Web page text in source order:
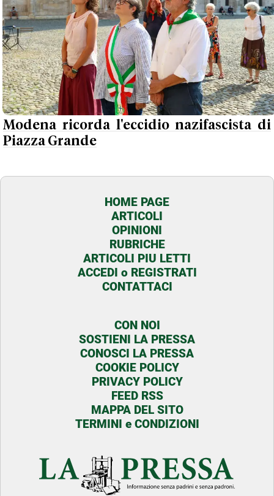
Modena ricorda l'eccidio nazifascista di
Piazza Grande
HOME PAGE
ARTICOLI
OPINIONI
RUBRICHE
ARTICOLI PIU LETTI
ACCEDI o REGISTRATI
CONTATTACI
CON NOI
SOSTIENI LA PRESSA
CONOSCI LA PRESSA
COOKIE POLICY
PRIVACY POLICY
FEED RSS
MAPPA DEL SITO
TERMINI e CONDIZIONI